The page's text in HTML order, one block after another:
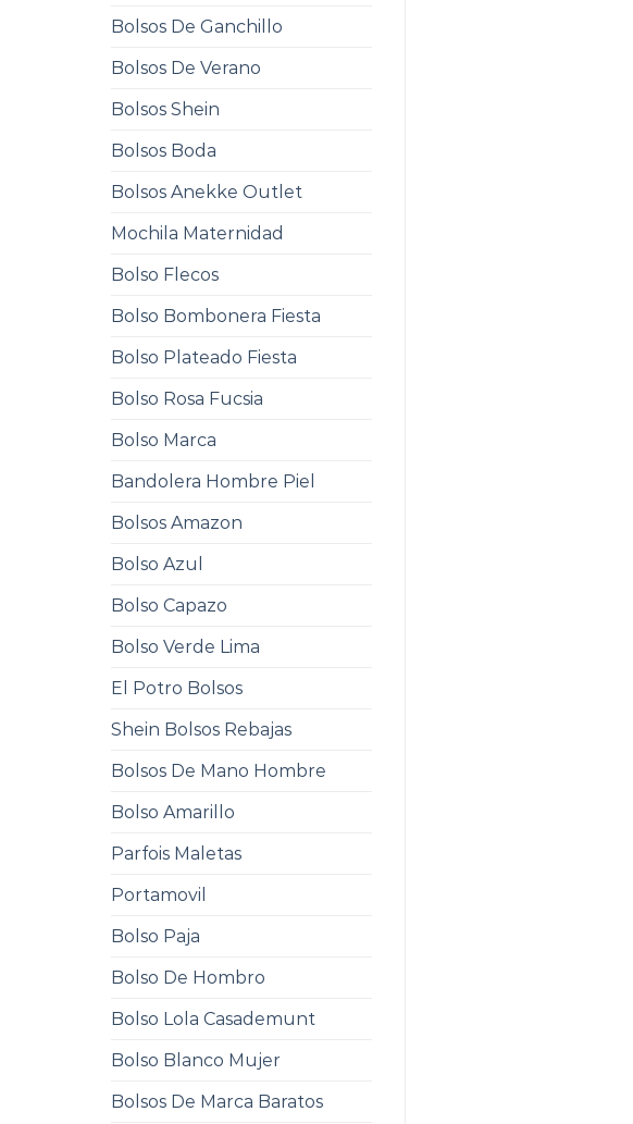
Bolsos De Ganchillo
Bolsos De Verano
Bolsos Shein
Bolsos Boda
Bolsos Anekke Outlet
Mochila Maternidad
Bolso Flecos
Bolso Bombonera Fiesta
Bolso Plateado Fiesta
Bolso Rosa Fucsia
Bolso Marca
Bandolera Hombre Piel
Bolsos Amazon
Bolso Azul
Bolso Capazo
Bolso Verde Lima
El Potro Bolsos
Shein Bolsos Rebajas
Bolsos De Mano Hombre
Bolso Amarillo
Parfois Maletas
Portamovil
Bolso Paja
Bolso De Hombro
Bolso Lola Casademunt
Bolso Blanco Mujer
Bolsos De Marca Baratos